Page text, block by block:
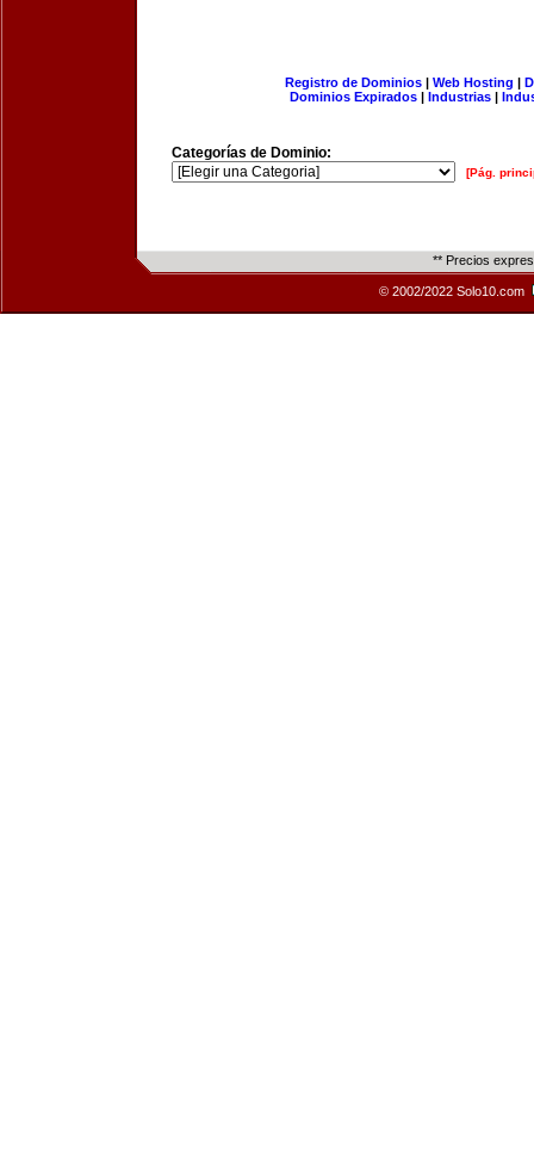
Registro de Dominios| Web Hosting |
Dominios Expirados | Industrias |
Categorías de Dominio:
[Pág.
** Precios
© 2002/2022 Solo10.com